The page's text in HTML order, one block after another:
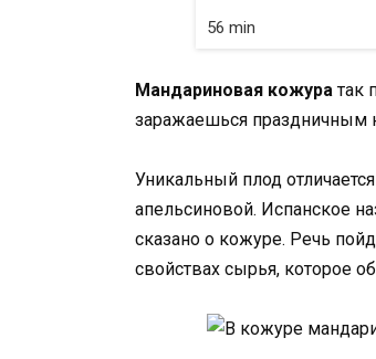
56 min
Мандариновая кожура так
заражаешься праздничным
Уникальный плод
апельсиновой. Испанское
сказано о кожуре. Речь
свойствах сырья, которое